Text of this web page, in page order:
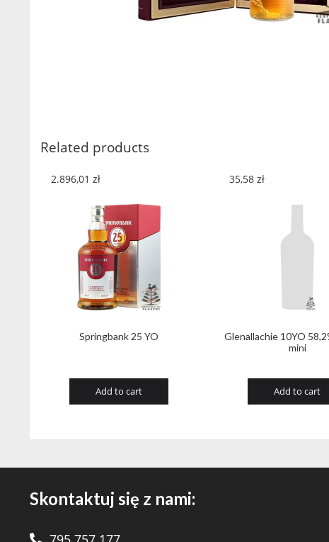
Related products
Springbank 25 YO
2.896,01 zł
Add to cart
Glenallachie 10YO
mini
35,58 zł
Add to cart
Skontaktuj się z nami: